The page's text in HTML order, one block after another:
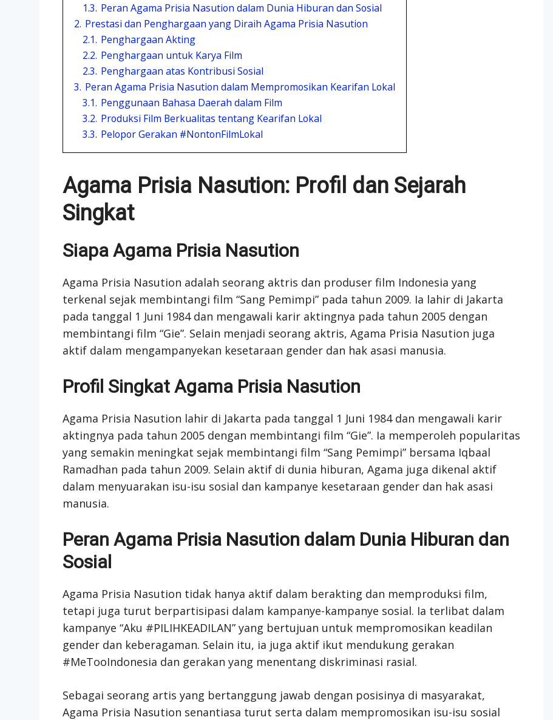
1.3. Peran Agama Prisia Nasution dalam Dunia Hiburan dan Sosial
2. Prestasi dan Penghargaan yang Diraih Agama Prisia Nasution
2.1. Penghargaan Akting
2.2. Penghargaan untuk Karya Film
2.3. Penghargaan atas Kontribusi Sosial
3. Peran Agama Prisia Nasution dalam Mempromosikan Kearifan Lokal
3.1. Penggunaan Bahasa Daerah dalam Film
3.2. Produksi Film Berkualitas tentang Kearifan Lokal
3.3. Pelopor Gerakan #NontonFilmLokal
Agama Prisia Nasution: Profil dan Sejarah
Singkat
Siapa Agama Prisia Nasution
Agama Prisia Nasution adalah seorang aktris dan produser film Indonesia yang
terkenal sejak membintangi film “Sang Pemimpi” pada tahun 2009. Ia lahir di Jakarta
pada tanggal 1 Juni 1984 dan mengawali karir aktingnya pada tahun 2005 dengan
membintangi film “Gie”. Selain menjadi seorang aktris, Agama Prisia Nasution juga
aktif dalam mengampanyekan kesetaraan gender dan hak asasi manusia.
Profil Singkat Agama Prisia Nasution
Agama Prisia Nasution lahir di Jakarta pada tanggal 1 Juni 1984 dan mengawali karir
aktingnya pada tahun 2005 dengan membintangi film “Gie”. Ia memperoleh popularitas
yang semakin meningkat sejak membintangi film “Sang Pemimpi” bersama Iqbaal
Ramadhan pada tahun 2009. Selain aktif di dunia hiburan, Agama juga dikenal aktif
dalam menyuarakan isu-isu sosial dan kampanye kesetaraan gender dan hak asasi
manusia.
Peran Agama Prisia Nasution dalam Dunia Hiburan dan
Sosial
Agama Prisia Nasution tidak hanya aktif dalam berakting dan memproduksi film,
tetapi juga turut berpartisipasi dalam kampanye-kampanye sosial. Ia terlibat dalam
kampanye “Aku #PILIHKEADILAN” yang bertujuan untuk mempromosikan keadilan
gender dan keberagaman. Selain itu, ia juga aktif ikut mendukung gerakan
#MeTooIndonesia dan gerakan yang menentang diskriminasi rasial.
Sebagai seorang artis yang bertanggung jawab dengan posisinya di masyarakat,
Agama Prisia Nasution senantiasa turut serta dalam mempromosikan isu-isu sosial